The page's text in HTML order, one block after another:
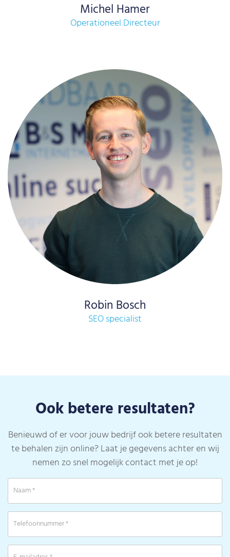
Michel Hamer
Operationeel Directeur
Robin Bosch
SEO specialist
Ook betere resultaten?
Benieuwd of er voor jouw bedrijf ook betere resultaten
te behalen zijn online? Laat je gegevens achter en wij
nemen zo snel mogelijk contact met je op!